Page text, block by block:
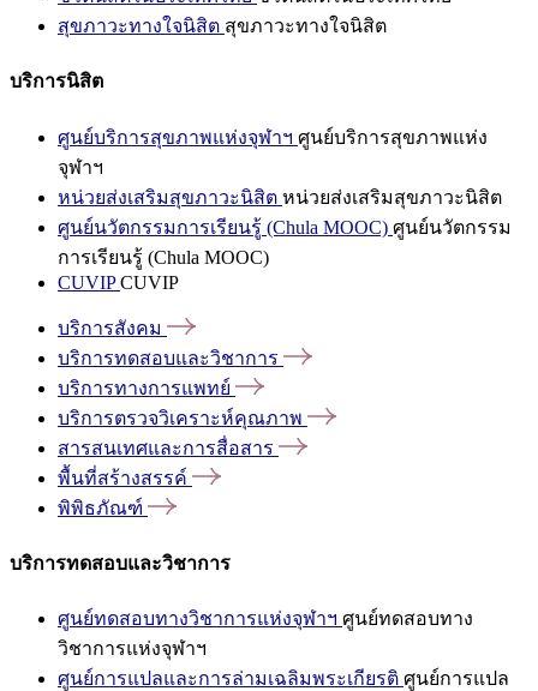
สุขภาวะทางใจนิสิต สุขภาวะทางใจนิสิต
บริการนิสิต
ศูนย์บริการสุขภาพแห่งจุฬาฯ ศูนย์บริการสุขภาพแห่ง
จุฬาฯ
หน่วยส่งเสริมสุขภาวะนิสิต หน่วยส่งเสริมสุขภาวะนิสิต
ศูนย์นวัตกรรมการเรียนรู้ (Chula MOOC) ศูนย์นวัตกรรม
การเรียนรู้ (Chula MOOC)
CUVIPCUVIP
บริการสังคม
บริการทดสอบและวิชาการ
บริการทางการแพทย์
บริการตรวจวิเคราะห์คุณภาพ
สารสนเทศและการสื่อสาร
พื้นที่สร้างสรรค์
พิพิธภัณฑ์
บริการทดสอบและวิชาการ
ศูนย์ทดสอบทางวิชาการแห่งจุฬาฯ ศูนย์ทดสอบทาง
วิชาการแห่งจุฬาฯ
ศูนย์การแปลและการล่ามเฉลิมพระเกียรติ ศูนย์การแปล